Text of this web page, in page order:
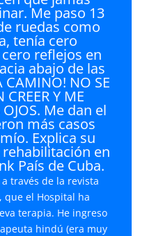
Me paso 13
ruedas como
tenía cero
reflejos en
abajo de las
CAMINO! NO SE
Y ME
Me dan el
más casos
Explica su
en
País de Cuba.
través de la revista
que el Hospital ha
terapia. He ingreso
hindú (era muy